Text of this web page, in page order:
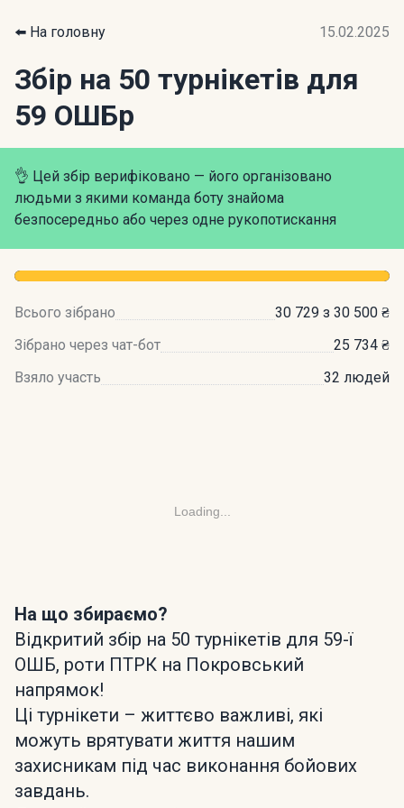
⬅️ На головну 15.02.2025
Збір на 50 турнікетів для
59 ОШБр
👌 Цей збір верифіковано — його організовано
людьми з якими команда боту знайома
безпосередньо або через одне рукопотискання
Всього зібрано
30 729 з 30 500 ₴
Зібрано через чат-бот
25 734 ₴
Взяло участь
32 людей
Loading...
На що збираємо?
Відкритий збір на 50 турнікетів для 59-ї
ОШБ, роти ПТРК на Покровський
напрямок!
Ці турнікети – життєво важливі, які
можуть врятувати життя нашим
захисникам під час виконання бойових
завдань.